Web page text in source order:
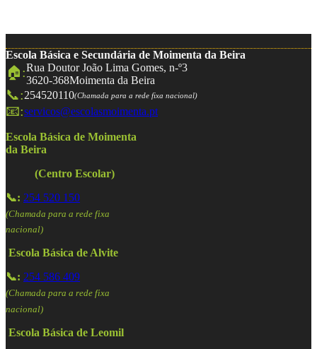
Escola Básica e Secundária de Moimenta da Beira
🏠:Rua Doutor João Lima Gomes, n-º3
3620-368Moimenta da Beira
📞:254520110(Chamada para a rede fixa nacional)
📧:servicos@escolasmoimenta.pt
Escola Básica de Moimenta
da Beira
(Centro Escolar)
📞: 254 520 150
(Chamada para a rede fixa
nacional)
Escola Básica de Alvite
📞: 254 586 409
(Chamada para a rede fixa
nacional)
Escola Básica de Leomil